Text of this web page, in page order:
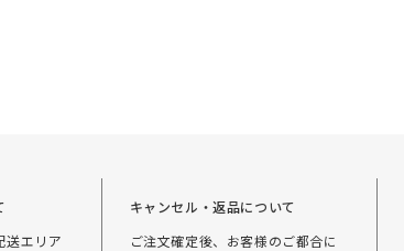
送エリア
キャンセル・返品について
ご注文確定後、お客様のご都合に